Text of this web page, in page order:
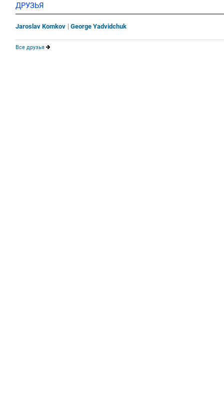
ДРУЗЬЯ
Jaroslav Komkov George Yadvidchuk
Все друзья